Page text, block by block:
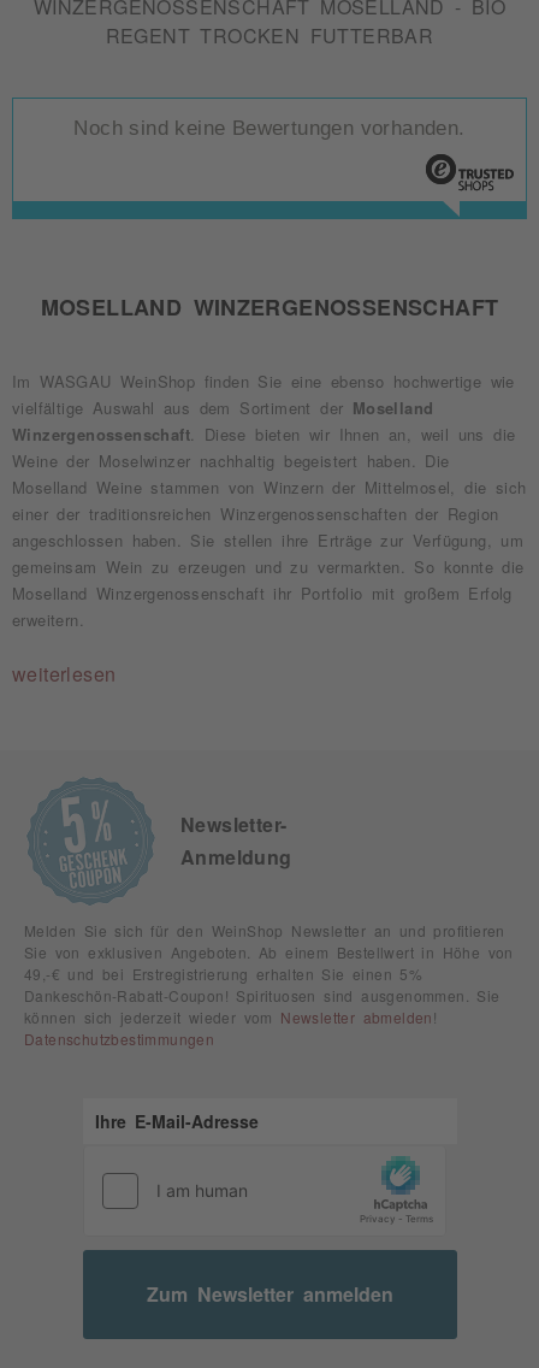
WINZERGENOSSENSCHAFT MOSELLAND - BIO
REGENT TROCKEN FUTTERBAR
Noch sind keine Bewertungen vorhanden.
MOSELLAND WINZERGENOSSENSCHAFT
Im WASGAU WeinShop finden Sie eine ebenso hochwertige wie
vielfältige Auswahl aus dem Sortiment der Moselland
Winzergenossenschaft . Diese bieten wir Ihnen an, weil uns die
Weine der Moselwinzer nachhaltig begeistert haben. Die
Moselland Weine stammen von Winzern der Mittelmosel, die sich
einer der traditionsreichen Winzergenossenschaften der Region
angeschlossen haben. Sie stellen ihre Erträge zur Verfügung, um
gemeinsam Wein zu erzeugen und zu vermarkten. So konnte die
Moselland Winzergenossenschaft ihr Portfolio mit großem Erfolg
erweitern.
weiterlesen
Newsletter-
Anmeldung
Melden Sie sich für den WeinShop Newsletter an und profitieren
Sie von exklusiven Angeboten. Ab einem Bestellwert in Höhe von
49,-€ und bei Erstregistrierung erhalten Sie einen 5%
Dankeschön-Rabatt-Coupon! Spirituosen sind ausgenommen. Sie
können sich jederzeit wieder vom Newsletter abmelden !
Datenschutzbestimmungen
Zum Newsletter anmelden